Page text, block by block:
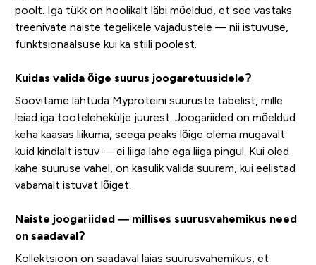
poolt. Iga tükk on hoolikalt läbi mõeldud, et see vastaks
treenivate naiste tegelikele vajadustele — nii istuvuse,
funktsionaalsuse kui ka stiili poolest.
Kuidas valida õige suurus joogaretuusidele?
Soovitame lähtuda Myproteini suuruste tabelist, mille
leiad iga tootelehekülje juurest. Joogariided on mõeldud
keha kaasas liikuma, seega peaks lõige olema mugavalt
kuid kindlalt istuv — ei liiga lahe ega liiga pingul. Kui oled
kahe suuruse vahel, on kasulik valida suurem, kui eelistad
vabamalt istuvat lõiget.
Naiste joogariided — millises suurusvahemikus need
on saadaval?
Kollektsioon on saadaval laias suurusvahemikus, et